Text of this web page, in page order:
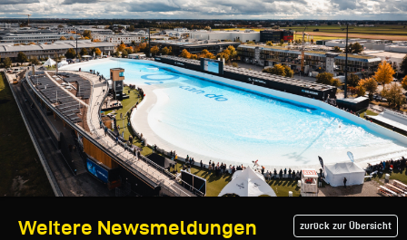
Weitere Newsmeldungen zurück zur Übersicht